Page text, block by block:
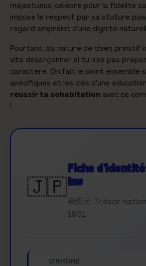
majestueux, célèbre pour la fidélité
impose le respect par sa stature
regard empreint d'une dignité
Pourtant, sa nature de chien primitif
vite désarçonner si tu n'es pas
caractère. On fait le point ensemble
spécifiques et les clés d'une
réussir ta cohabitation avec ce
!
🇯🇵
Fiche
Inu
秋田犬 · Trésor
1931
ORIGINE